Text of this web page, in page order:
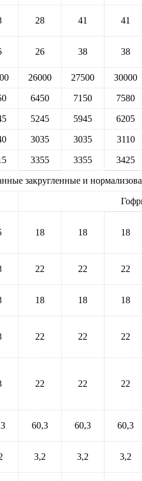
28 41 41
26 38 38
26000 27500 30000
6450 7150 7580
5245 5945 6205
3035 3035 3110
3355 3355 3425
закругленные и
18 18 18
22 22 22
18 18 18
22 22 22
22 22 22
60,3 60,3 60,3
3,2 3,2 3,2